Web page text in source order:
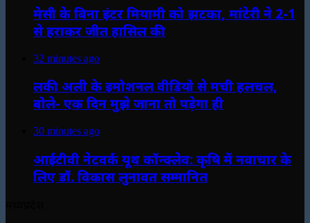
मेसी के बिना इंटर मियामी को झटका, मांटेरी ने 2-1
से हराकर जीत हासिल की
32 minutes ago
लकी अली के इमोशनल वीडियो से मची हलचल,
बोले- एक दिन मुझे जाना तो पड़ेगा ही
30 minutes ago
आईटीवी नेटवर्क यूथ कॉन्क्लेव: कृषि में नवाचार के
लिए डॉ. विकास लुनावत सम्मानित